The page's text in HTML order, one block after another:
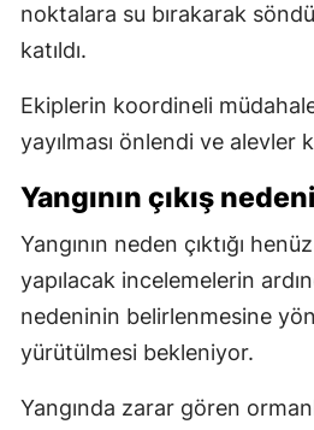
noktalara su bırakarak
katıldı.
Ekiplerin koordineli
yayılması önlendi ve alevler
Yangının çıkış
Yangının neden çıktığı
yapılacak incelemelerin
nedeninin belirlenmesine
yürütülmesi bekleniyor.
Yangında zarar gören